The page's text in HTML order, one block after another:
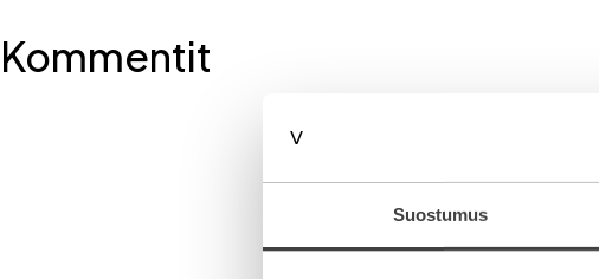
Suostumus
Kommentit
Kirjoita kommentti